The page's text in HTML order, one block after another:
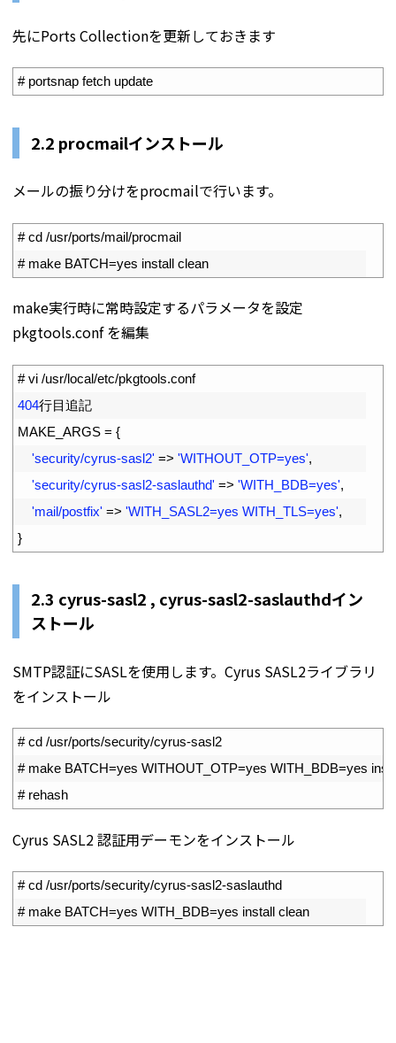
先にPorts Collectionを更新しておきます
# portsnap fetch update
2.2 procmailインストール
メールの振り分けをprocmailで行います。
# cd /usr/ports/mail/procmail
# make BATCH=yes install clean
make実行時に常時設定するパラメータを設定
pkgtools.conf を編集
# vi /usr/local/etc/pkgtools.conf
404行目追記
MAKE_ARGS = {
'security/cyrus-sasl2' => 'WITHOUT_OTP=yes',
'security/cyrus-sasl2-saslauthd' => 'WITH_BDB=yes',
'mail/postfix' => 'WITH_SASL2=yes WITH_TLS=yes',
}
2.3 cyrus-sasl2 , cyrus-sasl2-saslauthdイン
ストール
SMTP認証にSASLを使用します。Cyrus SASL2ライブラリ
をインストール
# cd /usr/ports/security/cyrus-sasl2
# make BATCH=yes WITHOUT_OTP=yes WITH_BDB=yes
# rehash
Cyrus SASL2 認証用デーモンをインストール
# cd /usr/ports/security/cyrus-sasl2-saslauthd
# make BATCH=yes WITH_BDB=yes install clean